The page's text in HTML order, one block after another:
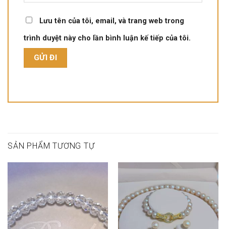
Lưu tên của tôi, email, và trang web trong
trình duyệt này cho lần bình luận kế tiếp của tôi.
SẢN PHẨM TƯƠNG TỰ